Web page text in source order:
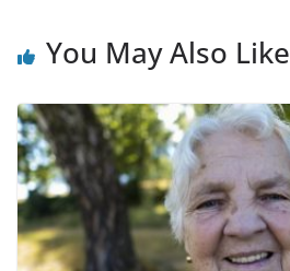
You May Also Like